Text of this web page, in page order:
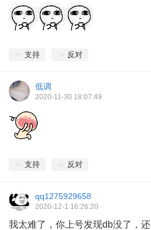
支持 反对
低调
2020-11-30 18:07:49
支持 反对
qq1275929658
2020-12-1 16:26:20
我太难了，你上号发现db没了，还